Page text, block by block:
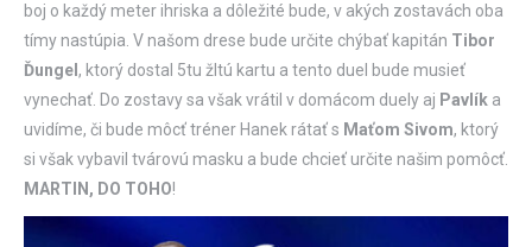
boj o každý meter ihriska a dôležité bude, v akých zostavách oba
tímy nastúpia. V našom drese bude určite chýbať kapitán Tibor
Ďungel , ktorý dostal 5tu žltú kartu a tento duel bude musieť
vynechať. Do zostavy sa však vrátil v domácom duely aj Pavlík a
uvidíme, či bude môcť tréner Hanek rátať s Maťom Sivom, ktorý
si však vybavil tvárovú masku a bude chcieť určite našim pomôcť.
MARTIN, DO TOHO!